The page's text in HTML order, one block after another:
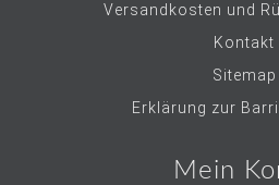
Versandkosten und
Kontakt
Sitemap
Erklärung zur
Mein